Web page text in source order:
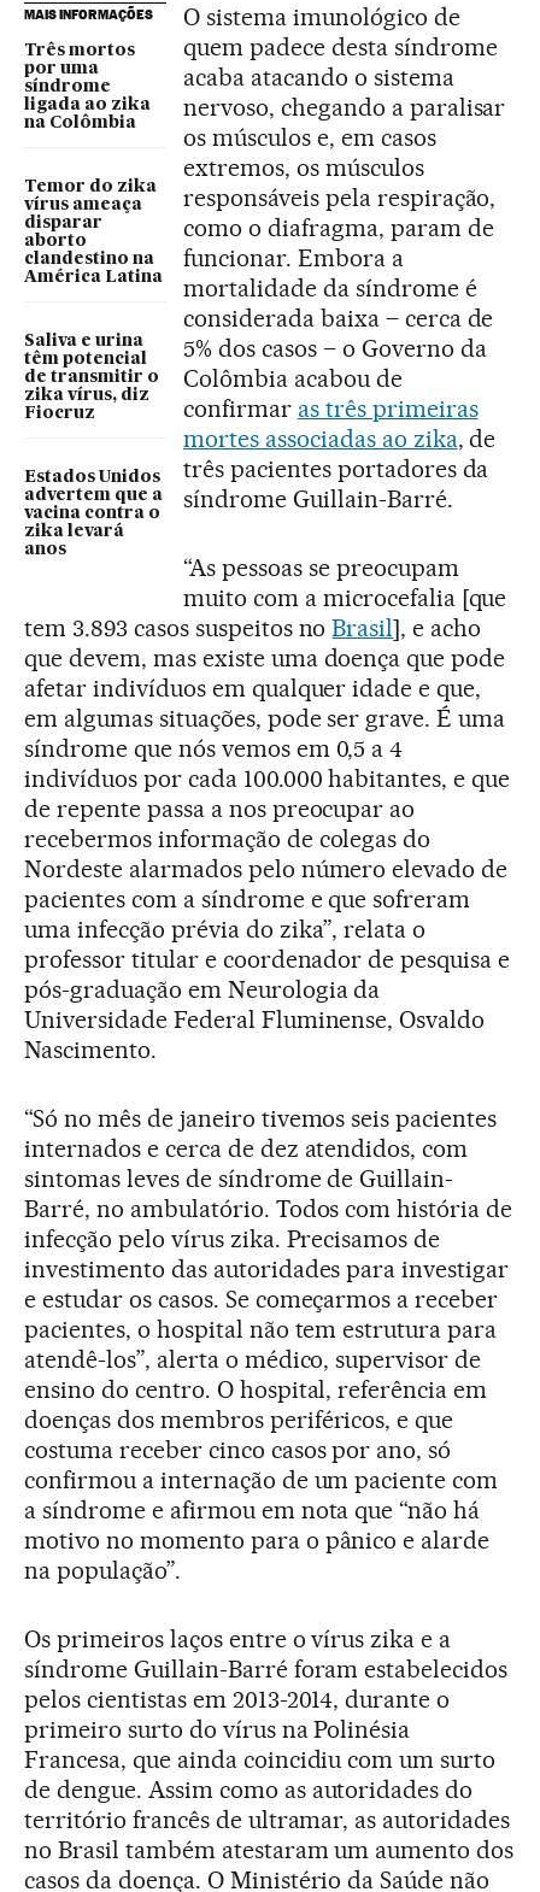
MAIS INFORMAÇÕES
Três mortos
por uma
síndrome
ligada ao zika
na Colômbia
Temor do zika
vírus ameaça
disparar
aborto
clandestino na
América Latina
Saliva e urina
têm potencial
de transmitir o
zika vírus, diz
Fiocruz
Estados Unidos
advertem que a
vacina contra o
zika levará
anos
O sistema imunológico de
quem padece desta síndrome
acaba atacando o sistema
nervoso, chegando a paralisar
os músculos e, em casos
extremos, os músculos
responsáveis pela respiração,
como o diafragma, param de
funcionar. Embora a
mortalidade da síndrome é
considerada baixa – cerca de
5% dos casos – o Governo da
Colômbia acabou de
confirmar as três primeiras
mortes associadas ao zika, de
três pacientes portadores da
síndrome Guillain-Barré.
“As pessoas se preocupam
muito com a microcefalia [que
tem 3.893 casos suspeitos noBrasil], e acho
que devem, mas existe uma doença que pode
afetar indivíduos em qualquer idade e que,
em algumas situações, pode ser grave. É uma
síndrome que nós vemos em 0,5 a 4
indivíduos por cada 100.000 habitantes, e que
de repente passa a nos preocupar ao
recebermos informação de colegas do
Nordeste alarmados pelo número elevado de
pacientes com a síndrome e que sofreram
uma infecção prévia do zika”, relata o
professor titular e coordenador de pesquisa e
pós-graduação em Neurologia da
Universidade Federal Fluminense, Osvaldo
Nascimento.
“Só no mês de janeiro tivemos seis pacientes
internados e cerca de dez atendidos, com
sintomas leves de síndrome de Guillain-
Barré, no ambulatório. Todos com história de
infecção pelo vírus zika. Precisamos de
investimento das autoridades para investigar
e estudar os casos. Se começarmos a receber
pacientes, o hospital não tem estrutura para
atendê-los”, alerta o médico, supervisor de
ensino do centro. O hospital, referência em
doenças dos membros periféricos, e que
costuma receber cinco casos por ano, só
confirmou a internação de um paciente com
a síndrome e afirmou em nota que “não há
motivo no momento para o pânico e alarde
na população”.
Os primeiros laços entre o vírus zika e a
síndrome Guillain-Barré foram estabelecidos
pelos cientistas em 2013-2014, durante o
primeiro surto do vírus na Polinésia
Francesa, que ainda coincidiu com um surto
de dengue. Assim como as autoridades do
território francês de ultramar, as autoridades
no Brasil também atestaram um aumento dos
casos da doença. O Ministério da Saúde não